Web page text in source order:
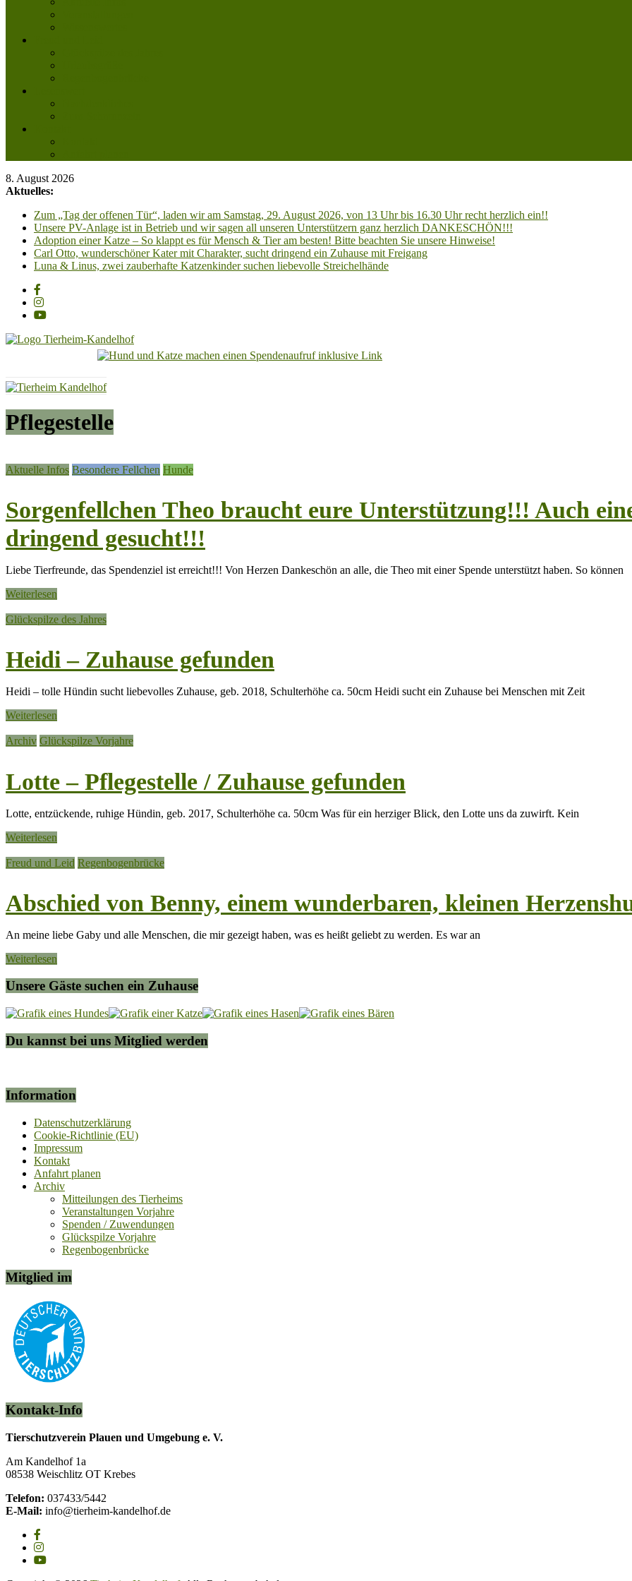
8. August 2026
Aktuelles:
Zum „Tag der offenen Tür“, laden wir am Samstag, 29. August 2026, von 13 Uhr bis 16.30 Uhr recht herzlich ein!!
Unsere PV-Anlage ist in Betrieb und wir sagen all unseren Unterstützern ganz herzlich DANKESCHÖN!!!
Adoption einer Katze – So klappt es für Mensch & Tier am besten! Bitte beachten Sie unsere Hinweise!
Carl Otto, wunderschöner Kater mit Charakter, sucht dringend ein Zuhause mit Freigang
Luna & Linus, zwei zauberhafte Katzenkinder suchen liebevolle Streichelhände
Kandelhof
Hoffnung
für
Tiere
Pflegestelle
Aktuelle Infos Besondere Fellchen Hunde
Sorgenfellchen Theo braucht eure Unterstützung!!! Auch
dringend gesucht!!!
Liebe Tierfreunde, das Spendenziel ist erreicht!!! Von Herzen Dankeschön an alle, die Theo mit einer Spende unterstützt haben. So können
Weiterlesen
Glückspilze des Jahres
Heidi – Zuhause gefunden
Heidi – tolle Hündin sucht liebevolles Zuhause, geb. 2018, Schulterhöhe ca. 50cm Heidi sucht ein Zuhause bei Menschen mit Zeit
Weiterlesen
Archiv Glückspilze Vorjahre
Lotte – Pflegestelle / Zuhause gefunden
Lotte, entzückende, ruhige Hündin, geb. 2017, Schulterhöhe ca. 50cm Was für ein herziger Blick, den Lotte uns da zuwirft. Kein
Weiterlesen
Freud und Leid Regenbogenbrücke
Abschied von Benny, einem wunderbaren, kleinen
An meine liebe Gaby und alle Menschen, die mir gezeigt haben, was es heißt geliebt zu werden. Es war an
Weiterlesen
Unsere Gäste suchen ein Zuhause
Du kannst bei uns Mitglied werden
Information
Datenschutzerklärung
Cookie-Richtlinie (EU)
Impressum
Kontakt
Anfahrt planen
Archiv
Mitteilungen des Tierheims
Veranstaltungen Vorjahre
Spenden / Zuwendungen
Glückspilze Vorjahre
Regenbogenbrücke
Mitglied im
Kontakt-Info
Tierschutzverein Plauen und Umgebung e. V.
Am Kandelhof 1a
08538 Weischlitz OT Krebes
Telefon: 037433/5442
E-Mail: info@tierheim-kandelhof.de